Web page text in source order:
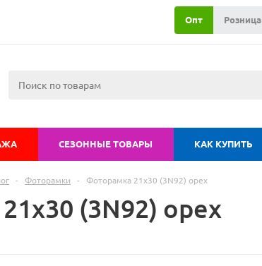
Опт Розница
СЕЗОННЫЕ ТОВАРЫ КАК КУПИТЬ
- Фоторамки - Фоторамка 21х30 (3N92) орех
(3N92) орех